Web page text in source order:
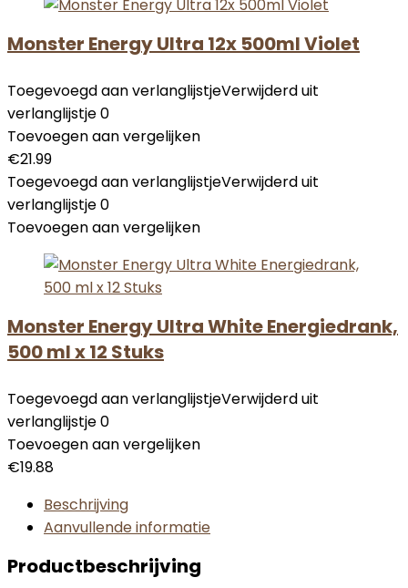
Monster Energy Ultra 12x 500ml Violet
Toegevoegd aan verlanglijstjeVerwijderd uit
verlanglijstje0
Toevoegen aan vergelijken
€21.99
Toegevoegd aan verlanglijstjeVerwijderd uit
verlanglijstje0
Toevoegen aan vergelijken
Monster Energy Ultra White Energiedrank,
500 ml x 12 Stuks
Toegevoegd aan verlanglijstjeVerwijderd uit
verlanglijstje0
Toevoegen aan vergelijken
€19.88
Beschrijving
Aanvullende informatie
Productbeschrijving